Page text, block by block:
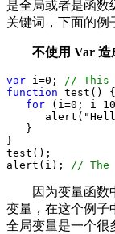
是全局或者是函数
关键词，下面的例
不使用 Var 造
var i=0 ; // This
function test() {
for (i=0 ; i 10
      alert(
"
   }
}
test();
alert(i); //
因为变量函数中
变量，在这个例子
全局变量是一个很